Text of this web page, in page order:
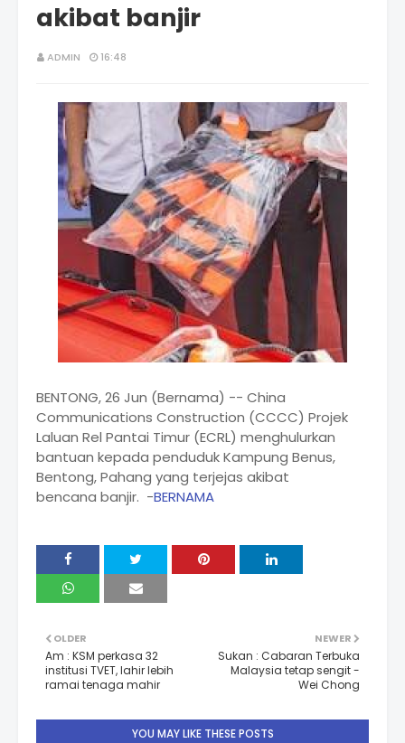
akibat banjir
ADMIN 16:48
BENTONG, 26 Jun (Bernama) -- China
Communications Construction (CCCC) Projek
Laluan Rel Pantai Timur (ECRL) menghulurkan
bantuan kepada penduduk Kampung Benus,
Bentong, Pahang yang terjejas akibat
bencana banjir. -BERNAMA
NEWER
Sukan : Cabaran Terbuka
Malaysia tetap sengit -
Wei Chong
OLDER
Am : KSM perkasa 32
institusi TVET, lahir lebih
ramai tenaga mahir
YOU MAY LIKE THESE POSTS